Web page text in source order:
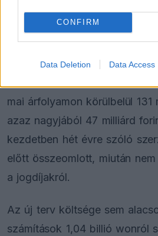
CONFIRM
Data Deletion Data Access
engedélyét, miközben a
gondok végigkísérték a
A végelszámolás szerint a
mai árfolyamon körülbelül 131
azaz nagyjából 47 milliárd
kezdetben hét évre szóló
előtt összeomlott, miután
a jogdíjakról.
Az új terv költsége sem
számítások 1,04 billió wonról